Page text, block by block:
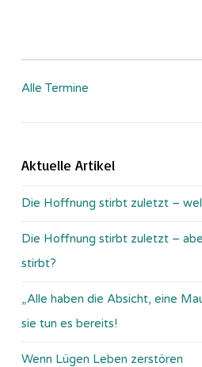
Alle Termine
Aktuelle Artikel
Die Hoffnung stirbt zuletzt –
Die Hoffnung stirbt zuletzt –
stirbt?
„Alle haben die Absicht, eine
sie tun es bereits!
Wenn Lügen Leben zerstören